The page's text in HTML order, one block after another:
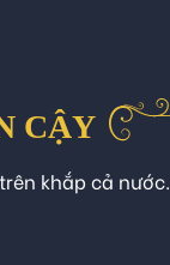
CẬY
khắp cả nước.